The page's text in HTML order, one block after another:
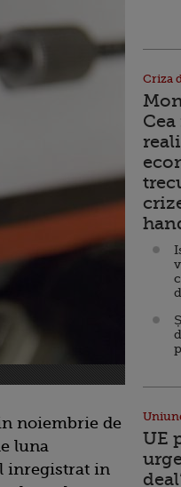
noiembrie de
luna
inregistrat in
Criza
UE